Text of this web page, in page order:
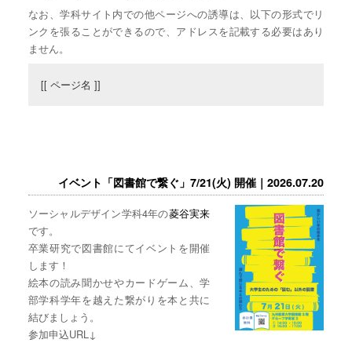
なお、学科サイト内での他ページへの誘導は、以下の形式でリ
ンクを張ることができるので、アドレスを記載する必要はあり
ません。
[[ ページ名 ]]
イベント「図書館で繋ぐ」7/21(火) 開催｜2026.07.20
ソーシャルデザイン学科4年の菱谷実来
です。
卒業研究で図書館にてイベントを開催
します！
絵本の読み聞かせやカードゲーム、学
部学科学年を越えた繋がりを本と共に
結びましょう。
参加申込URL↓